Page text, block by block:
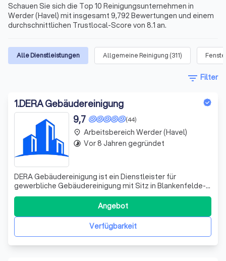
Schauen Sie sich die Top 10 Reinigungsunternehmen in
Werder (Havel) mit insgesamt 9,792 Bewertungen und einem
durchschnittlichen Trustlocal-Score von 8.1 an.
Alle Dienstleistungen Allgemeine Reinigung (311)
filter_list Filter
1.DERA Gebäudereinigung
(44)
9,7
DERA Gebäudereinigung ist ein Dienstleister für
gewerbliche Gebäudereinigung mit Sitz in Blankenfelde-
Mahlow und Einsatzschwerpunkt Berlin. Wir arbeiten
ausschließlich für Unternehmen, Verwaltungen,
Einrichtungen und Bauträger. Privathaushalte gehören
nicht dazu. UNSERE LEISTUNGEN Unterhaltsreinig
Verfügbarkeit
Angebot
place Arbeitsbereich Werder (Havel)
timelapse Vor 8 Jahren gegründet